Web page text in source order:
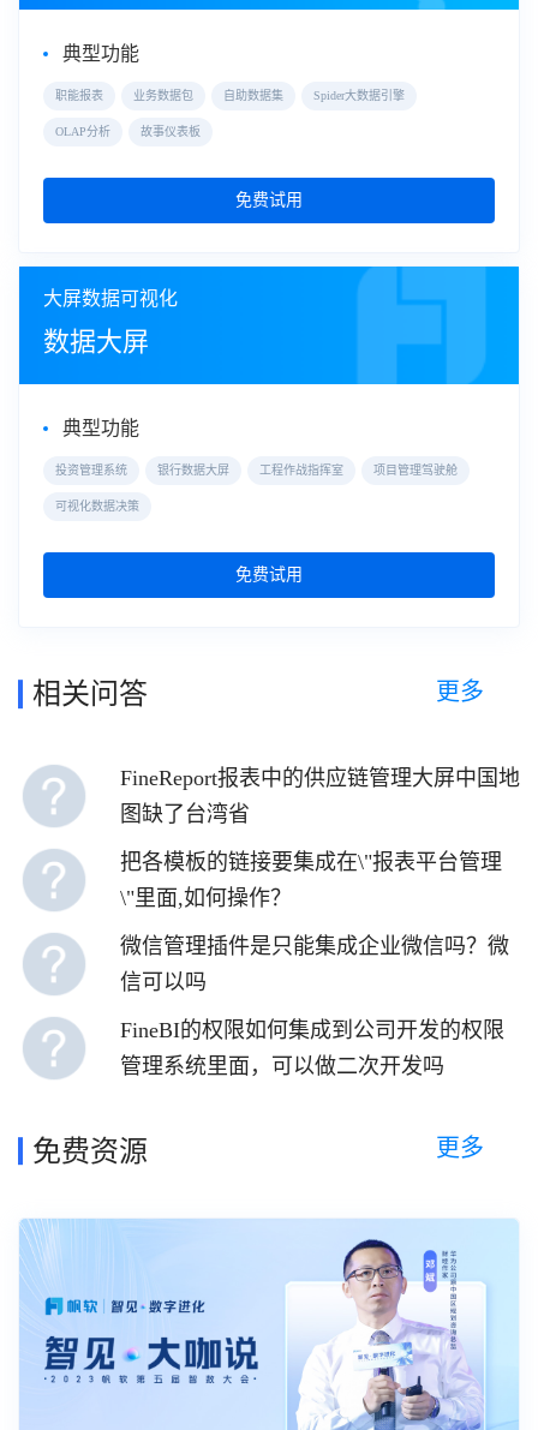
典型功能
职能报表 业务数据包 自助数据集 Spider大数据引擎
OLAP分析 故事仪表板
免费试用
大屏数据可视化
数据大屏
典型功能
投资管理系统 银行数据大屏 工程作战指挥室 项目管理驾驶舱
可视化数据决策
免费试用
相关问答 更多
FineReport报表中的供应链管理大屏中国地
图缺了台湾省
把各模板的链接要集成在\"报表平台管理
\"里面,如何操作？
微信管理插件是只能集成企业微信吗？微
信可以吗
FineBI的权限如何集成到公司开发的权限
管理系统里面，可以做二次开发吗
免费资源 更多